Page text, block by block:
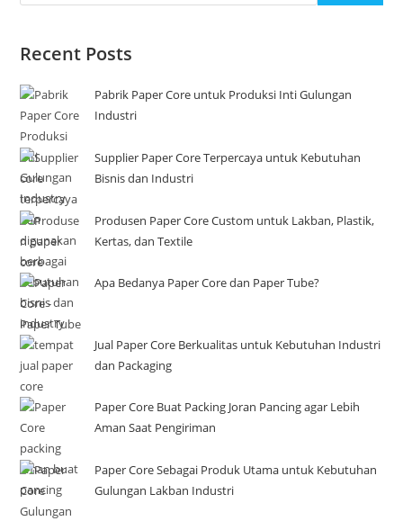
Recent Posts
Pabrik Paper Core untuk Produksi Inti Gulungan
Industri
Supplier Paper Core Terpercaya untuk Kebutuhan
Bisnis dan Industri
Produsen Paper Core Custom untuk Lakban, Plastik,
Kertas, dan Textile
Apa Bedanya Paper Core dan Paper Tube?
Jual Paper Core Berkualitas untuk Kebutuhan Industri
dan Packaging
Paper Core Buat Packing Joran Pancing agar Lebih
Aman Saat Pengiriman
Paper Core Sebagai Produk Utama untuk Kebutuhan
Gulungan Lakban Industri